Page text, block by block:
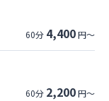
60分 4,400円～
60分 2,200円～